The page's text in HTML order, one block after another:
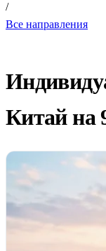
/
Все направления
Китай на